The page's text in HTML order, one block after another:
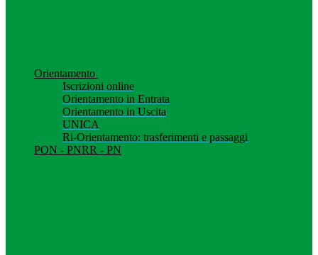
Orientamento
Iscrizioni online
Orientamento in Entrata
Orientamento in Uscita
UNICA
Ri-Orientamento: trasferimenti e passaggi
PON - PNRR - PN